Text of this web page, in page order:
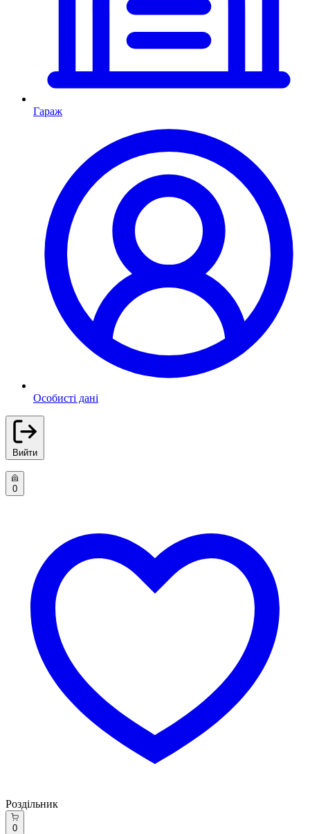
Гараж
Особисті дані
Вийти
0
Роздільник
0